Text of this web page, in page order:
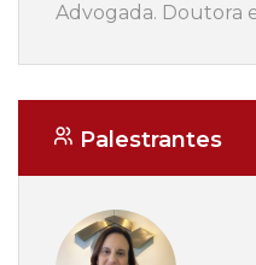
Advogada. Doutora
Palestrantes